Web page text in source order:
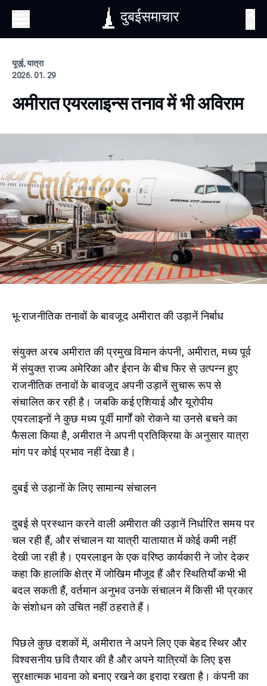
दुबईसमाचार
यूएई, यात्रा
2026. 01. 29
अमीरात एयरलाइन्स तनाव में भी अविराम
भू-राजनीतिक तनावों के बावजूद अमीरात की उड़ानें निर्बाध
संयुक्त अरब अमीरात की प्रमुख विमान कंपनी, अमीरात, मध्य पूर्व
में संयुक्त राज्य अमेरिका और ईरान के बीच फिर से उत्पन्न हुए
राजनीतिक तनावों के बावजूद अपनी उड़ानें सुचारू रूप से
संचालित कर रही है। जबकि कई एशियाई और यूरोपीय
एयरलाइनों ने कुछ मध्य पूर्वी मार्गों को रोकने या उनसे बचने का
फैसला किया है, अमीरात ने अपनी प्रतिक्रिया के अनुसार यात्रा
मांग पर कोई प्रभाव नहीं देखा है।
दुबई से उड़ानों के लिए सामान्य संचालन
दुबई से प्रस्थान करने वाली अमीरात की उड़ानें निर्धारित समय पर
चल रही हैं, और संचालन या यात्री यातायात में कोई कमी नहीं
देखी जा रही है। एयरलाइन के एक वरिष्ठ कार्यकारी ने जोर देकर
कहा कि हालांकि क्षेत्र में जोखिम मौजूद हैं और स्थितियाँ कभी भी
बदल सकती हैं, वर्तमान अनुभव उनके संचालन में किसी भी प्रकार
के संशोधन को उचित नहीं ठहराते हैं।
पिछले कुछ दशकों में, अमीरात ने अपने लिए एक बेहद स्थिर और
विश्वसनीय छवि तैयार की है और अपने यात्रियों के लिए इस
सुरक्षात्मक भावना को बनाए रखने का इरादा रखता है। कंपनी का